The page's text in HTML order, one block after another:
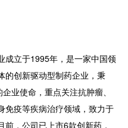
立于1995年，是一家中国领
的创新驱动型制药企业，秉
业使命，重点关注抗肿瘤、
免疫等疾病治疗领域，致力于
，公司已上市6款创新药，